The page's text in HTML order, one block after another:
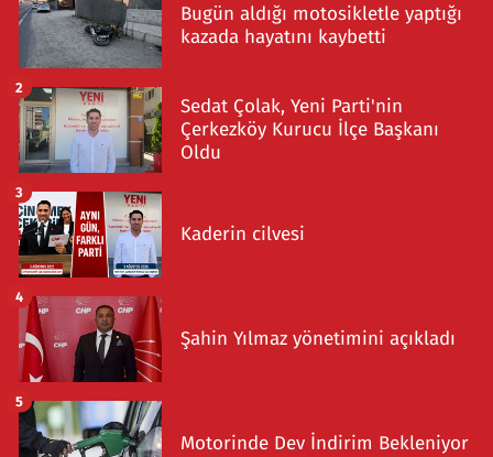
Bugün aldığı motosikletle yaptığı
kazada hayatını kaybetti
Sedat Çolak, Yeni Parti'nin
Çerkezköy Kurucu İlçe Başkanı
Oldu
2
Kaderin cilvesi
3
Şahin Yılmaz yönetimini açıkladı
4
Motorinde Dev İndirim Bekleniyor
5